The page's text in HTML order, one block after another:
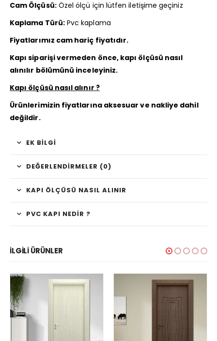
Cam Ölçüsü:Özel ölçü için lütfen iletişime geçiniz
Kaplama Türü:Pvc kaplama
Fiyatlarımız cam hariç fiyatıdır.
Kapı siparişi vermeden önce, kapı ölçüsü nasıl
alınılır bölümünü inceleyiniz.
Kapı ölçüsü nasıl alınır ?
Ürünlerimizin fiyatlarına aksesuar ve nakliye dahil
değildir.
EK BILGI
DEĞERLENDIRMELER (0)
KAPI ÖLÇÜSÜ NASIL ALINIR
PVC KAPI NEDİR ?
İLGILI ÜRÜNLER